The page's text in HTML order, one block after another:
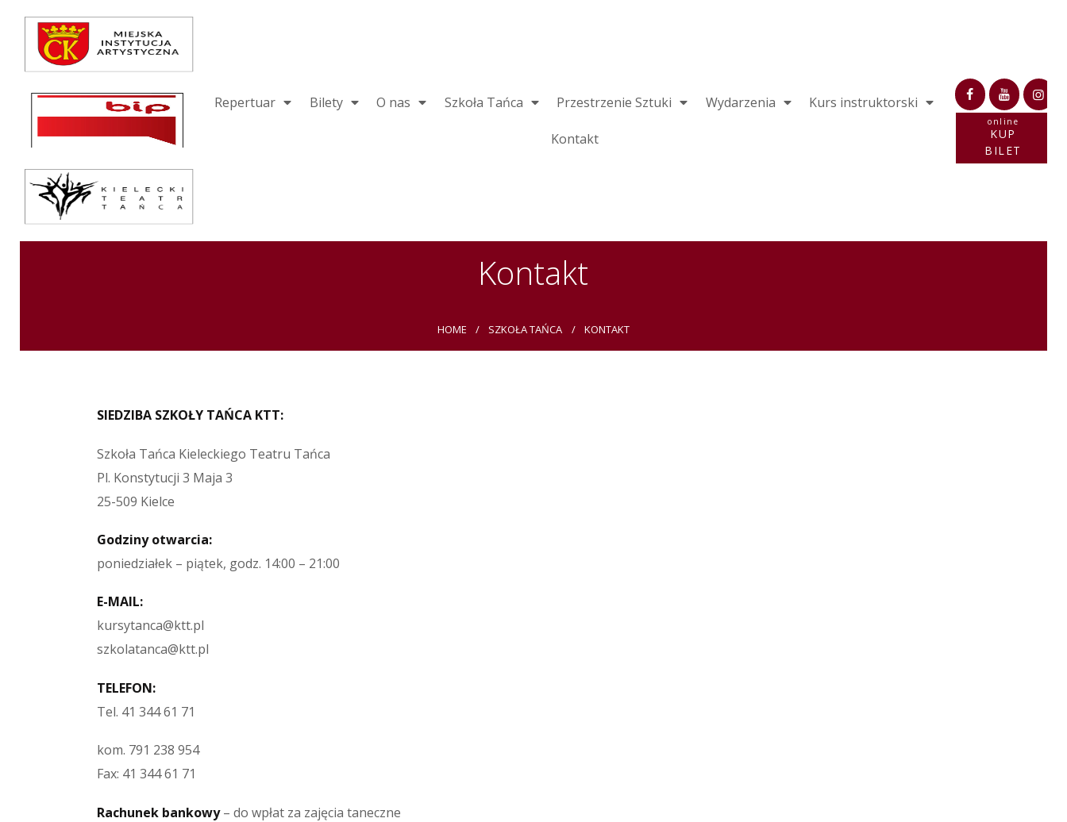
Repertuar Bilety O nas Szkoła Tańca Przestrzenie Sztuki Wydarzenia Kurs instruktorski
Kontakt
online
KUP
BILET
Kontakt
HOME SZKOŁA TAŃCA KONTAKT
Repertuar
Teatr / Zespół
Szkoła
Przestrzenie Sztuki
Warsztaty
Festiwal
SIEDZIBA SZKOŁY TAŃCA KTT:
Szkoła Tańca Kieleckiego Teatru Tańca
Pl. Konstytucji 3 Maja 3
25-509 Kielce
Godziny otwarcia:
poniedziałek – piątek, godz. 14:00 – 21:00
E-MAIL:
kursytanca@ktt.pl
szkolatanca@ktt.pl
TELEFON:
Tel. 41 344 61 71
kom. 791 238 954
Fax: 41 344 61 71
Rachunek bankowy– do wpłat za zajęcia taneczne